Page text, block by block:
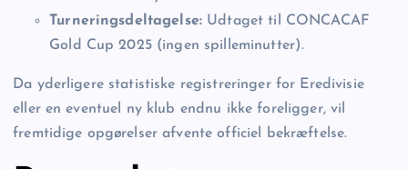
Turneringsdeltagelse: Udtaget til CONCACAF
Gold Cup 2025 (ingen spilleminutter).
Da yderligere statistiske registreringer for Eredivisie
eller en eventuel ny klub endnu ikke foreligger, vil
fremtidige opgørelser afvente officiel bekræftelse.